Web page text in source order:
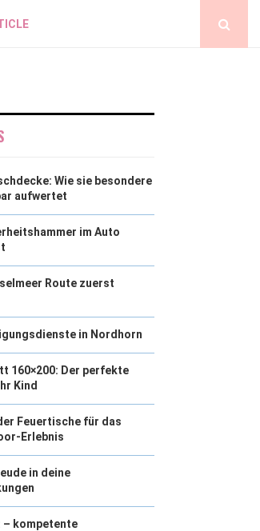
Wie sie besondere
aufwertet
im Auto
Route zuerst
in Nordhorn
160×200: Der perfekte
Kind
Feuertische für das
Erlebnis
in deine
kompetente